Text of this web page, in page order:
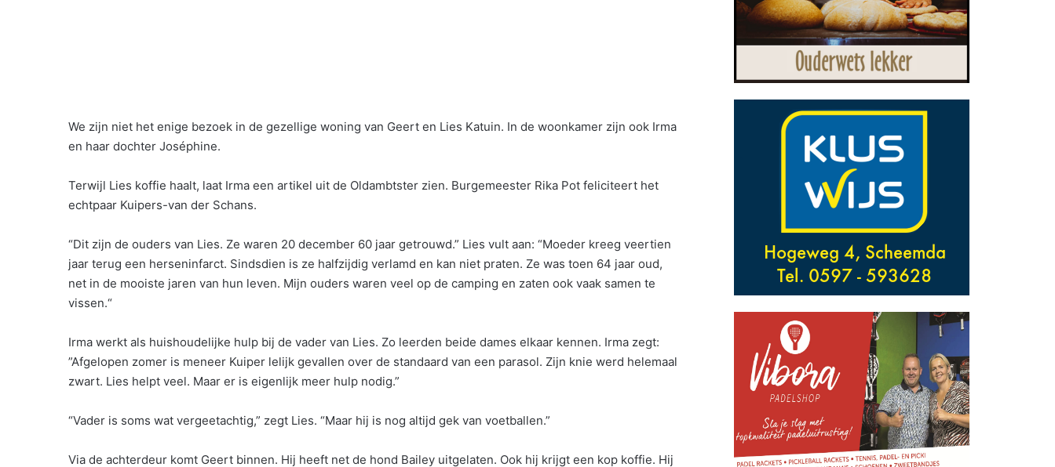
We zijn niet het enige bezoek in de gezellige woning van Geert en Lies Katuin. In de woonkamer zijn ook Irma
en haar dochter Joséphine.
Terwijl Lies koffie haalt, laat Irma een artikel uit de Oldambtster zien. Burgemeester Rika Pot feliciteert het
echtpaar Kuipers-van der Schans.
“Dit zijn de ouders van Lies. Ze waren 20 december 60 jaar getrouwd.” Lies vult aan: “Moeder kreeg veertien
jaar terug een herseninfarct. Sindsdien is ze halfzijdig verlamd en kan niet praten. Ze was toen 64 jaar oud,
net in de mooiste jaren van hun leven. Mijn ouders waren veel op de camping en zaten ook vaak samen te
vissen.“
Irma werkt als huishoudelijke hulp bij de vader van Lies. Zo leerden beide dames elkaar kennen. Irma zegt:
”Afgelopen zomer is meneer Kuiper lelijk gevallen over de standaard van een parasol. Zijn knie werd helemaal
zwart. Lies helpt veel. Maar er is eigenlijk meer hulp nodig.”
“Vader is soms wat vergeetachtig,” zegt Lies. “Maar hij is nog altijd gek van voetballen.”
Via de achterdeur komt Geert binnen. Hij heeft net de hond Bailey uitgelaten. Ook hij krijgt een kop koffie. Hij